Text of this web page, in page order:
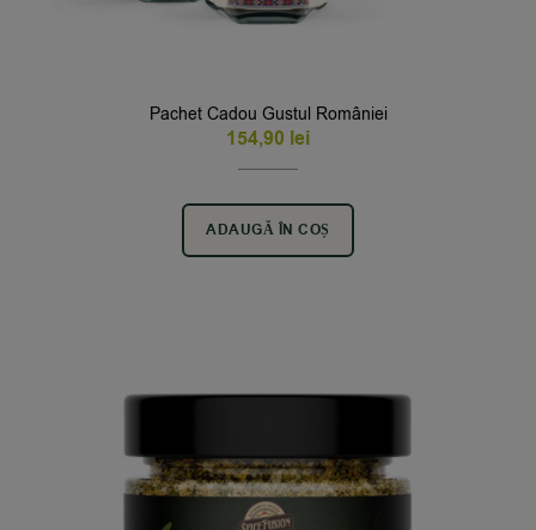
Pachet Cadou Gustul României
154,90 lei
ADAUGĂ ÎN COȘ